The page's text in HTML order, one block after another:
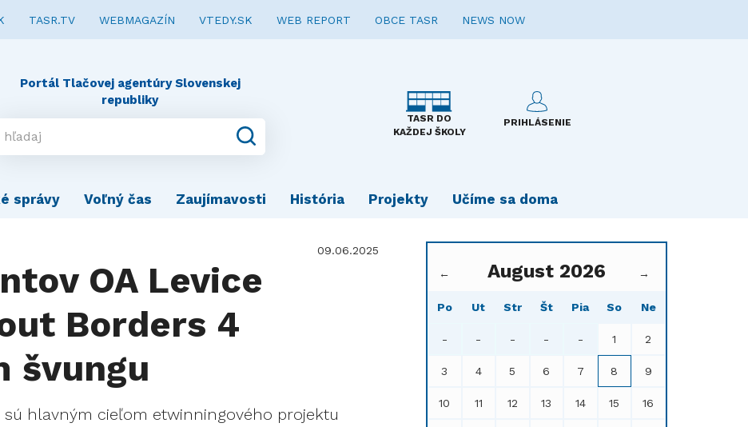
TASR.TV WEBMAGAZÍN VTEDY.SK WEB REPORT OBCE TASR NEWS NOW
Portál Tlačovej agentúry Slovenskej
republiky
TASR DO
KAŽDEJ ŠKOLY
PRIHLÁSENIE
správy Voľný čas Zaujímavosti História Projekty Učíme sa doma
09.06.2025
OA Levice
Borders 4
švungu
hlavným cieľom etwinningového projektu
← August 2026 →
Po Ut Str Št Pia So Ne
- - - - - 1 2
3 4 5 6 7 8 9
10 11 12 13 14 15 16